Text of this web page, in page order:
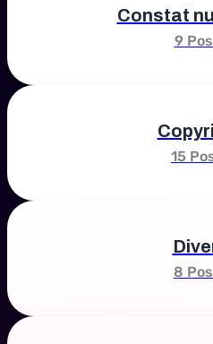
Constat
9
15
8